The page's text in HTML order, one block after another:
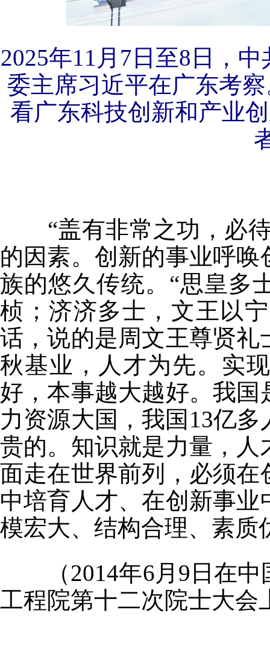
2025年11月7日至8日，
委主席习近平在广东考
看广东科技创新和产业
“盖有非常之功，必待
的因素。创新的事业呼
族的悠久传统。“思皇多
桢；济济多士，文王以
话，说的是周文王尊贤
秋基业，人才为先。实
好，本事越大越好。我
力资源大国，我国13亿
贵的。知识就是力量，
面走在世界前列，必须
中培育人才、在创新事
模宏大、结构合理、素质
（2014年6月9日在中
工程院第十二次院士大会